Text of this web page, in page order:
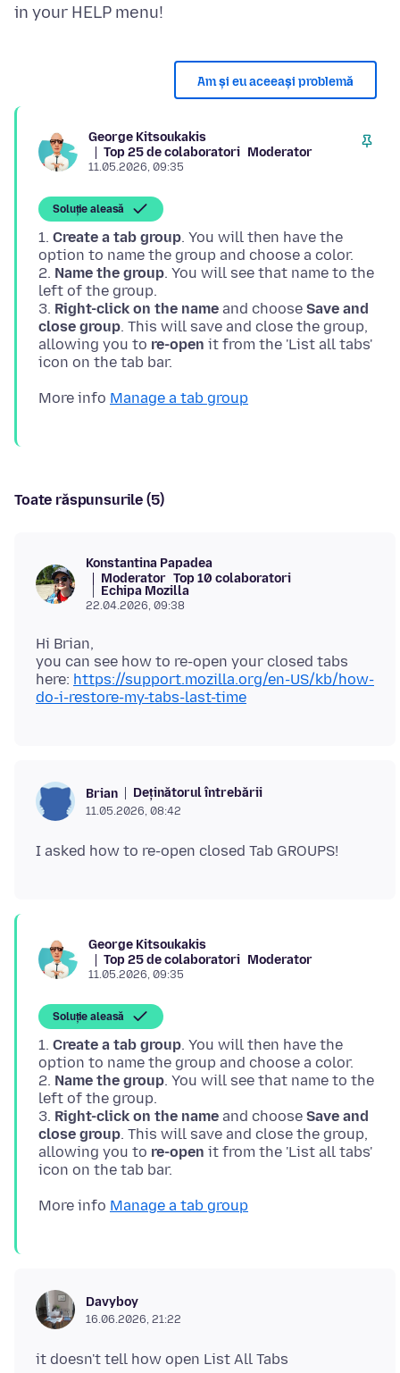
Am și eu aceeași problemă
George Kitsoukakis
Top 25 de colaboratori Moderator
11.05.2026, 09:35
Soluție aleasă
1. Create a tab group. You will then have the
option to name the group and choose a color.
2. Name the group. You will see that name to the
left of the group.
3. Right-click on the name and choose Save and
close group. This will save and close the group,
allowing you to re-open it from the 'List all tabs'
More info Manage a tab group
Toate răspunsurile (5)
Konstantina Papadea
Moderator Top 10 colaboratori
Echipa Mozilla
22.04.2026, 09:38
Hi Brian,
you can see how to re-open your closed tabs
here: https://support.mozilla.org/en-US/kb/how-
do-i-restore-my-tabs-last-time
Brian Deținătorul întrebării
11.05.2026, 08:42
George Kitsoukakis
Top 25 de colaboratori Moderator
11.05.2026, 09:35
Soluție aleasă
1. Create a tab group. You will then have the
option to name the group and choose a color.
2. Name the group. You will see that name to the
left of the group.
3. Right-click on the name and choose Save and
close group. This will save and close the group,
allowing you to re-open it from the 'List all tabs'
More info Manage a tab group
Davyboy
16.06.2026, 21:22